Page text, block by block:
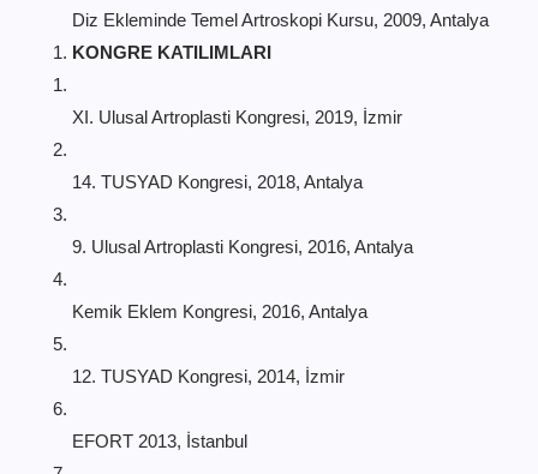
Diz Ekleminde Temel Artroskopi Kursu, 2009, Antalya
KONGRE KATILIMLARI
XI. Ulusal Artroplasti Kongresi, 2019, İzmir
14. TUSYAD Kongresi, 2018, Antalya
9. Ulusal Artroplasti Kongresi, 2016, Antalya
Kemik Eklem Kongresi, 2016, Antalya
12. TUSYAD Kongresi, 2014, İzmir
EFORT 2013, İstanbul